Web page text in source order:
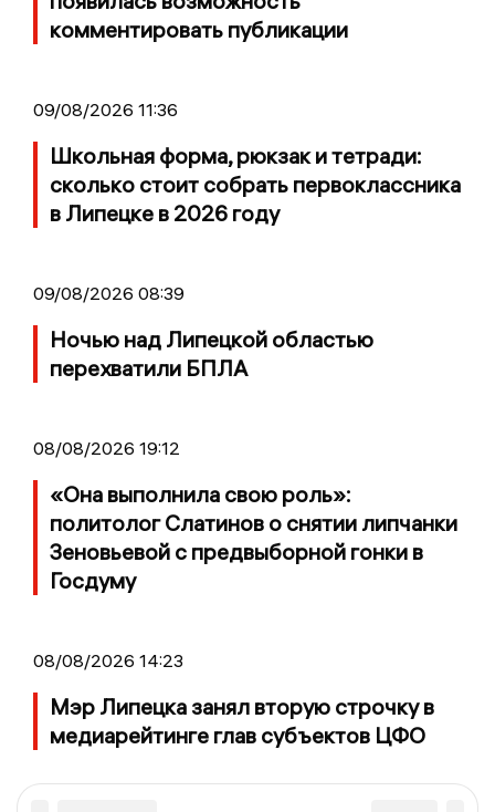
комментировать публикации
09/08/2026 11:36
Школьная форма, рюкзак и тетради:
сколько стоит собрать первоклассника
в Липецке в 2026 году
09/08/2026 08:39
Ночью над Липецкой областью
перехватили БПЛА
08/08/2026 19:12
«Она выполнила свою роль»:
политолог Слатинов о снятии липчанки
Зеновьевой с предвыборной гонки в
Госдуму
08/08/2026 14:23
Мэр Липецка занял вторую строчку в
медиарейтинге глав субъектов ЦФО